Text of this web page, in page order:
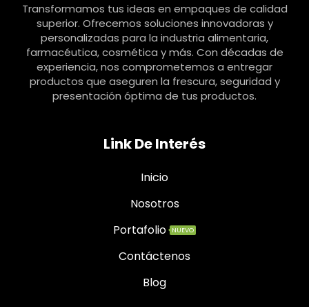
Transformamos tus ideas en empaques de calidad
superior. Ofrecemos soluciones innovadoras y
personalizadas para la industria alimentaria,
farmacéutica, cosmética y más. Con décadas de
experiencia, nos comprometemos a entregar
productos que aseguren la frescura, seguridad y
presentación óptima de tus productos.
Link De Interés
Inicio
Nosotros
Portafolio
NUEVO
Contáctenos
Blog